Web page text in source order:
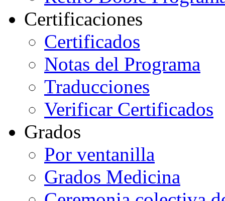
Certificaciones
Certificados
Notas del Programa
Traducciones
Verificar Certificados
Grados
Por ventanilla
Grados Medicina